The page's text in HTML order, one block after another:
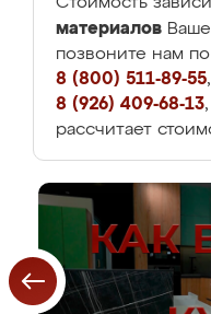
материалов
позвоните нам
8 (800) 511-89-55,
8 (926) 409-68-13
рассчитает